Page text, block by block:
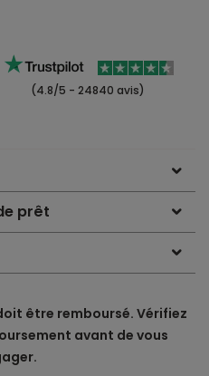
(4.8/5 - 24840 avis)
prêt
être remboursé. Vérifiez
avant de vous